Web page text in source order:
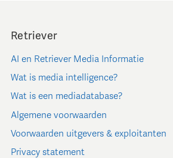
Retriever
AI en Retriever Media Informatie
Wat is media intelligence?
Wat is een mediadatabase?
Algemene voorwaarden
Voorwaarden uitgevers & exploitanten
Privacy statement